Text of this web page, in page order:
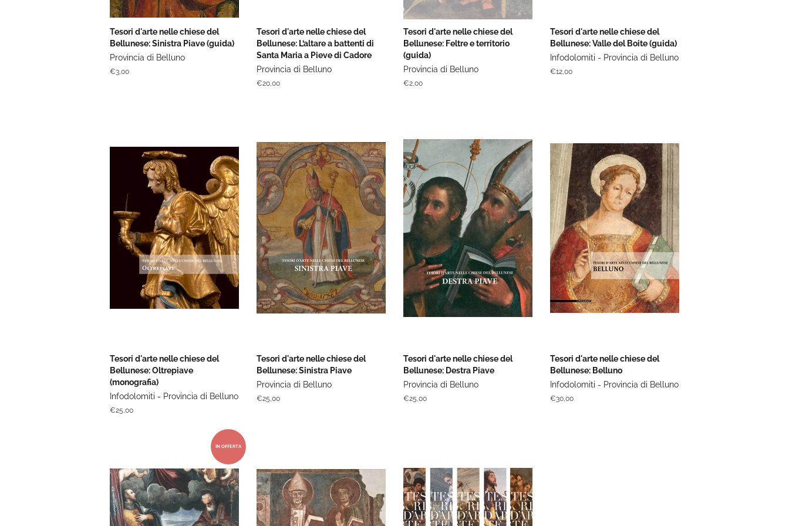
Tesori d'arte nelle chiese del
Bellunese: Sinistra Piave (guida)
Provincia di Belluno
Prezzo
€3,00
Tesori d'arte nelle chiese del
Bellunese: L’altare a battenti di
Santa Maria a Pieve di Cadore
Provincia di Belluno
Prezzo
€20,00
Tesori d'arte nelle chiese del
Bellunese: Feltre e territorio
(guida)
Provincia di Belluno
Prezzo
€2,00
Tesori d'arte nelle chiese del
Bellunese: Valle del Boite (guida)
Infodolomiti - Provincia di Belluno
Prezzo
€12,00
Tesori d'arte nelle chiese del
Bellunese: Oltrepiave
(monografia)
Infodolomiti - Provincia di Belluno
Prezzo
€25,00
Tesori d'arte nelle chiese del
Bellunese: Sinistra Piave
Provincia di Belluno
Prezzo
€25,00
Tesori d'arte nelle chiese del
Bellunese: Destra Piave
Provincia di Belluno
Prezzo
€25,00
Tesori d'arte nelle chiese del
Bellunese: Belluno
Infodolomiti - Provincia di Belluno
Prezzo
€30,00
IN OFFERTA